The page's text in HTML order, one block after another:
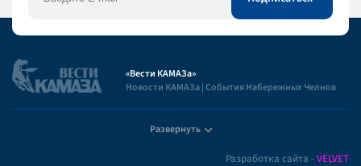
«Вести КАМАЗа»
Новости КАМАЗа | События Набережных Челнов
Развернуть
Разработка сайта -VELVET